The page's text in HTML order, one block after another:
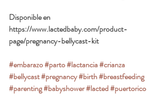
Disponible en
https://www.lactedbaby.com/product-
page/pregnancy-bellycast-kit
#embarazo#parto#lactancia#crianza
#bellycast#pregnancy#birth#breastfeeding
#parenting#babyshower#lacted#puertorico